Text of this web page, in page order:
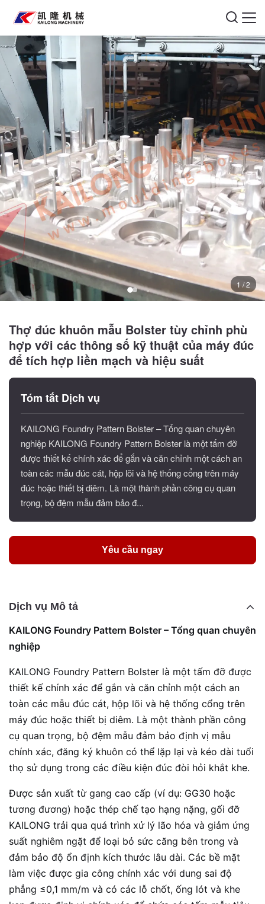
1 / 2
Thợ đúc khuôn mẫu Bolster tùy chỉnh phù
hợp với các thông số kỹ thuật của máy đúc
để tích hợp liền mạch và hiệu suất
Tóm tắt Dịch vụ
KAILONG Foundry Pattern Bolster – Tổng quan chuyên
nghiệp KAILONG Foundry Pattern Bolster là một tấm đỡ
được thiết kế chính xác để gắn và căn chỉnh một cách an
toàn các mẫu đúc cát, hộp lõi và hệ thống cổng trên máy
đúc hoặc thiết bị diêm. Là một thành phần công cụ quan
trọng, bộ đệm mẫu đảm bảo đ...
Yêu cầu ngay
Dịch vụ Mô tả
KAILONG Foundry Pattern Bolster – Tổng quan chuyên
nghiệp
KAILONG Foundry Pattern Bolster là một tấm đỡ được
thiết kế chính xác để gắn và căn chỉnh một cách an
toàn các mẫu đúc cát, hộp lõi và hệ thống cổng trên
máy đúc hoặc thiết bị diêm. Là một thành phần công
cụ quan trọng, bộ đệm mẫu đảm bảo định vị mẫu
chính xác, đăng ký khuôn có thể lặp lại và kéo dài tuổi
thọ sử dụng trong các điều kiện đúc đòi hỏi khắt khe.
Được sản xuất từ ​​​​gang cao cấp (ví dụ: GG30 hoặc
tương đương) hoặc thép chế tạo hạng nặng, gối đỡ
KAILONG trải qua quá trình xử lý lão hóa và giảm ứng
suất nghiêm ngặt để loại bỏ sức căng bên trong và
đảm bảo độ ổn định kích thước lâu dài. Các bề mặt
làm việc được gia công chính xác với dung sai độ
phẳng ≤0,1 mm/m và có các lỗ chốt, ống lót và khe